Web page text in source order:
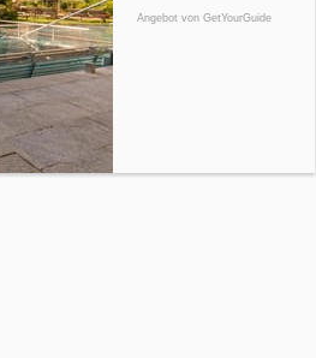
Angebot von GetYourGuide